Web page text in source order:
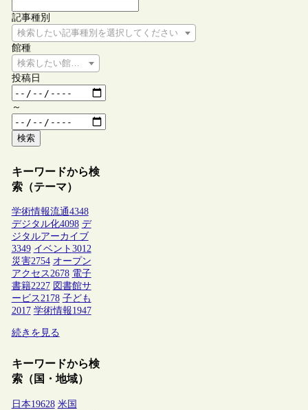
記事種別
検索したい記事種別を選択してください
館種
検索したい館種を選択してください
投稿日
～
検索
キーワードから検
索（テーマ）
学術情報流通4348
デジタル化4098 デ
ジタルアーカイブ
3349 イベント 3012
災害2754 オープン
アクセス2678 電子
書籍2227 図書館サ
ービス2178 子ども
2017 学術情報1947
続きを見る
キーワードから検
索（国・地域）
日本19628 米国